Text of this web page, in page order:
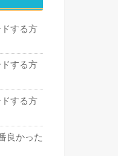
する方
する方
する方
良かった